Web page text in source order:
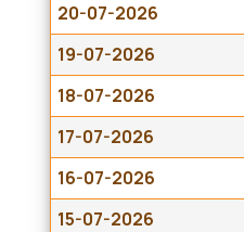
20-07-2026
19-07-2026
18-07-2026
17-07-2026
16-07-2026
15-07-2026